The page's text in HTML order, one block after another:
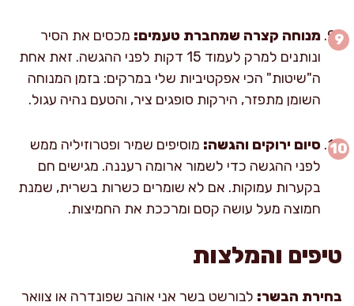
מנוחה קצרה שמחברת טעמים: מכסים את הסיר
ונותנים למרק לעמוד 15 דקות לפני ההגשה. זאת אחת
ה"שיטות" הכי אפקטיביות שלי במרקים: בזמן המנוחה
השומן מתפזר, הירקות סופגים ציר, והטעם נהיה עגול.
סיום ירוקים והגשה: מוסיפים שמיר ופטרוזיליה ממש
לפני ההגשה כדי לשמור ארומה רעננה. מגישים חם
בקערות עמוקות. אם לא שומרים כשרות בשרית, שמנת
חמוצה מעל עושה קסם ומרככת את החמיצות.
טיפים והמלצות
בחירת הבשר: לבורשט בשר אני אוהב שפונדרה או צוואר